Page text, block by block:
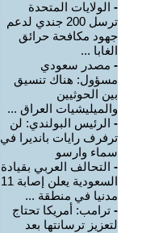
- الولايات المتحدة
ترسل 200 جندي لدعم
جهود مكافحة حرائق
الغابا ...
- مصدر سعودي
مسؤول: هناك تنسيق
بين الحوثيين
والميليشيات العراق ...
- الرئيس البولندي: لن
ترفرف رايات بانديرا في
سماء وارسو
- التحالف العربي بقيادة
السعودية يعلن إصابة 11
مدنيا في منطقة ...
- ترامب: أمريكا تحتاج
لتعزيز ترسانتها بعد